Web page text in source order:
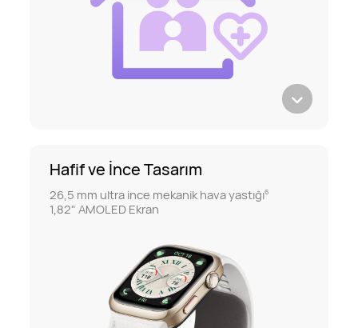
Hafif ve İnce Tasarım
26,5 mm ultra ince mekanik hava yastığı6
1,82" AMOLED Ekran